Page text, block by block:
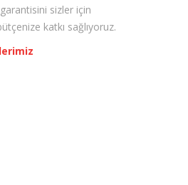
sizler için
katkı sağlıyoruz.